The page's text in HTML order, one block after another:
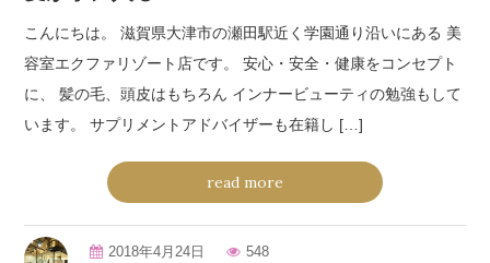
こんにちは。 滋賀県大津市の瀬田駅近く学園通り沿いにある 美
容室エクファリゾート店です。 安心・安全・健康をコンセプト
に、 髪の毛、頭皮はもちろん インナービューティの勉強もして
います。 サプリメントアドバイザーも在籍し […]
read more
2018年4月24日 548